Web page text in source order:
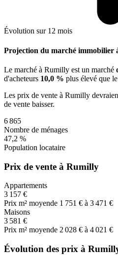
Évolution sur 12 mois
Projection du marché immobilier
Le marché à Rumilly est un marché
d'acheteurs 10,0 % plus élevé que
Les prix de vente à Rumilly
de vente baisser.
6 865
Nombre de ménages
47,2 %
Population locataire
Prix de vente à Rumilly
Appartements
3 157 €
Prix m² moyende 1 751 € à 3 471 €
Maisons
3 581 €
Prix m² moyende 2 028 € à 4 021 €
Évolution des prix à